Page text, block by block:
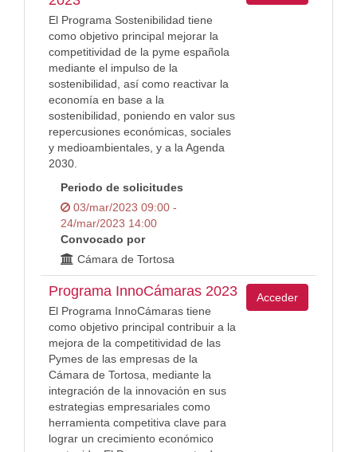
El Programa Sostenibilidad tiene
como objetivo principal mejorar la
competitividad de la pyme española
mediante el impulso de la
sostenibilidad, así como reactivar la
economía en base a la
sostenibilidad, poniendo en valor sus
repercusiones económicas, sociales
y medioambientales, y a la Agenda
2030.
Periodo de solicitudes
03/mar/2023 09:00 -
24/mar/2023 14:00
Convocado por
Cámara de Tortosa
Programa InnoCámaras 2023
El Programa InnoCámaras tiene
como objetivo principal contribuir a la
mejora de la competitividad de las
Pymes de las empresas de la
Cámara de Tortosa, mediante la
integración de la innovación en sus
estrategias empresariales como
herramienta competitiva clave para
lograr un crecimiento económico
Acceder